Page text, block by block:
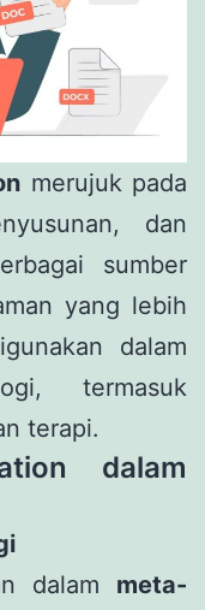
merujuk pada
dan
sumber
yang lebih
dalam
termasuk
terapi.
dalam
dalam meta-